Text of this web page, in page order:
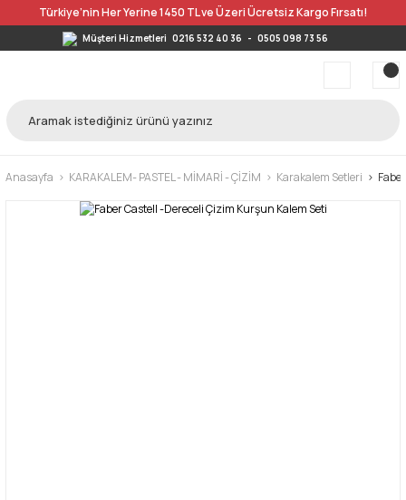
Türkiye’nin Her Yerine 1450 TL ve Üzeri Ücretsiz Kargo Fırsatı!
Müşteri Hizmetleri 0216 532 40 36 - 0505 098 73 56
Anasayfa KARAKALEM- PASTEL - MİMARİ - ÇİZİM Karakalem Setleri